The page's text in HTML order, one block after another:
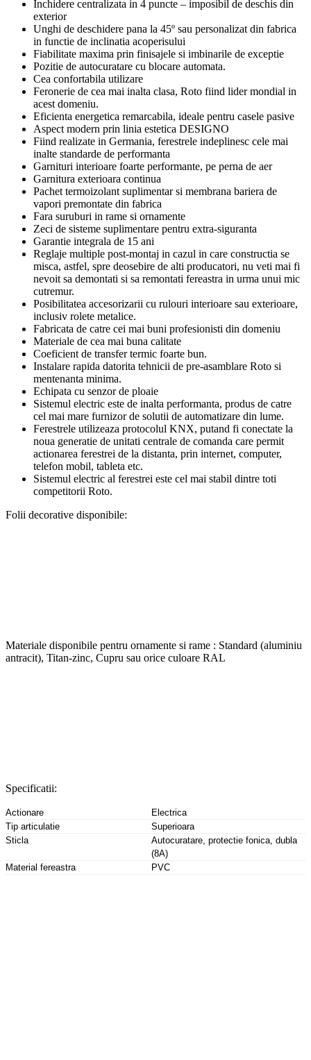
Inchidere centralizata in 4 puncte – imposibil de deschis din
exterior
Unghi de deschidere pana la 45º sau personalizat din fabrica
in functie de inclinatia acoperisului
Fiabilitate maxima prin finisajele si imbinarile de exceptie
Pozitie de autocuratare cu blocare automata.
Cea confortabila utilizare
Feronerie de cea mai inalta clasa, Roto fiind lider mondial in
acest domeniu.
Eficienta energetica remarcabila, ideale pentru casele pasive
Aspect modern prin linia estetica DESIGNO
Fiind realizate in Germania, ferestrele indeplinesc cele mai
inalte standarde de performanta
Garnituri interioare foarte performante, pe perna de aer
Garnitura exterioara continua
Pachet termoizolant suplimentar si membrana bariera de
vapori premontate din fabrica
Fara suruburi in rame si ornamente
Zeci de sisteme suplimentare pentru extra-siguranta
Garantie integrala de 15 ani
Reglaje multiple post-montaj in cazul in care constructia se
misca, astfel, spre deosebire de alti producatori, nu veti mai fi
nevoit sa demontati si sa remontati fereastra in urma unui mic
cutremur.
Posibilitatea accesorizarii cu rulouri interioare sau exterioare,
inclusiv rolete metalice.
Fabricata de catre cei mai buni profesionisti din domeniu
Materiale de cea mai buna calitate
Coeficient de transfer termic foarte bun.
Instalare rapida datorita tehnicii de pre-asamblare Roto si
mentenanta minima.
Echipata cu senzor de ploaie
Sistemul electric este de inalta performanta, produs de catre
cel mai mare furnizor de solutii de automatizare din lume.
Ferestrele utilizeaza protocolul KNX, putand fi conectate la
noua generatie de unitati centrale de comanda care permit
actionarea ferestrei de la distanta, prin internet, computer,
telefon mobil, tableta etc.
Sistemul electric al ferestrei este cel mai stabil dintre toti
competitorii Roto.
Folii decorative disponibile:
Materiale disponibile pentru ornamente si rame : Standard (aluminiu
antracit), Titan-zinc, Cupru sau orice culoare RAL
Specificatii:
Actionare
Electrica
Tip articulatie
Superioara
Sticla
Autocuratare, protectie fonica, dubla
(8A)
Material fereastra
PVC